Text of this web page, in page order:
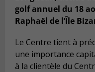
golf annuel du 18
Raphaël de l’Île
Le Centre tient à pr
une importance
à la clientèle du